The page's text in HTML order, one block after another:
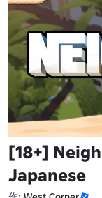
[18+]
Japanese